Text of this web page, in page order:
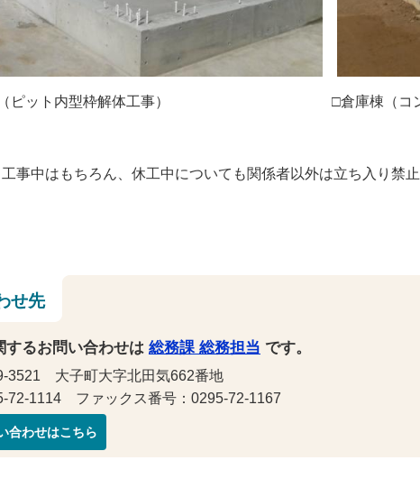
棟（ピット内型枠解体工事） □倉庫棟（コンク
事中はもちろん、休工中についても関係者以外は立ち入り禁
せ先
するお問い合わせは 総務課 総務担当 です。
3521 大子町大字北田気662番地
72-1114 ファックス番号：0295-72-1167
合わせはこちら